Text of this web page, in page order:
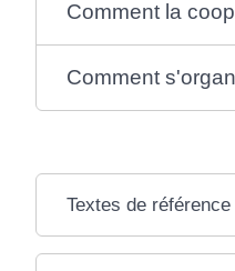
Comment la
Comment
Textes de référence